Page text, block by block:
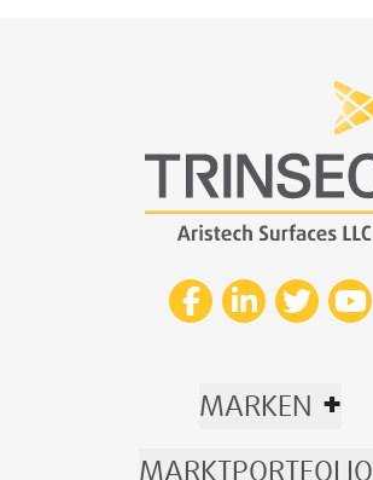
MARKEN +
MARKTPORTFOLIO